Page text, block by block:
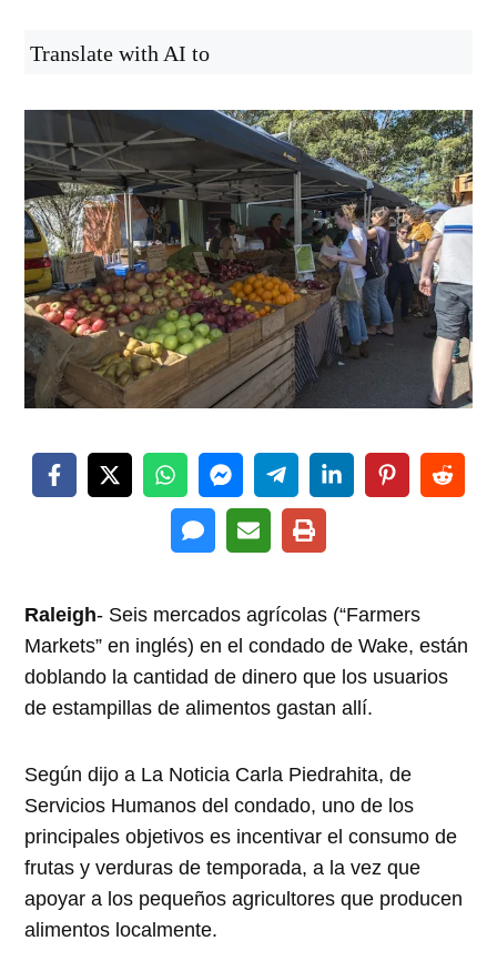
Translate with AI to
Raleigh- Seis mercados agrícolas (“Farmers
Markets” en inglés) en el condado de Wake, están
doblando la cantidad de dinero que los usuarios
de estampillas de alimentos gastan allí.
Según dijo a La Noticia Carla Piedrahita, de
Servicios Humanos del condado, uno de los
principales objetivos es incentivar el consumo de
frutas y verduras de temporada, a la vez que
apoyar a los pequeños agricultores que producen
alimentos localmente.